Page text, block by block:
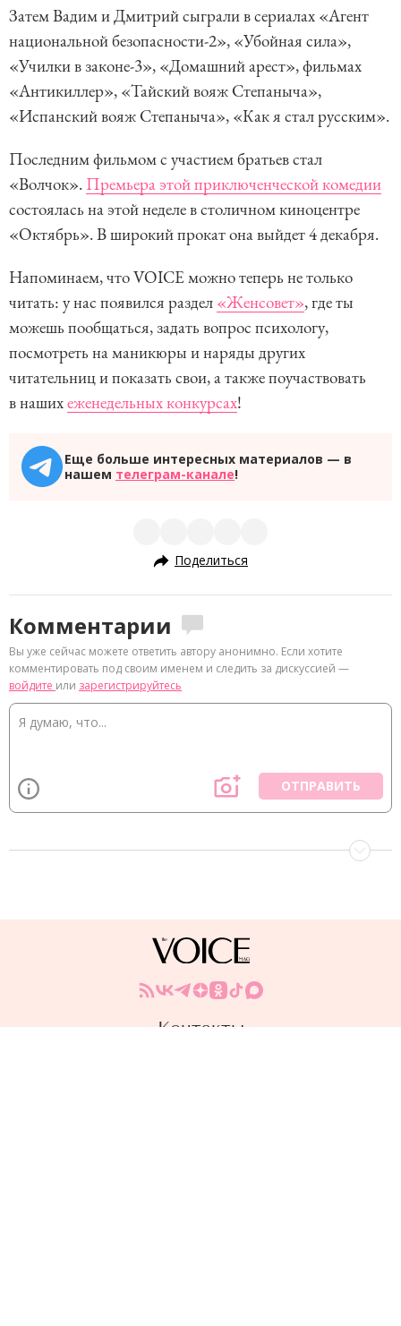
Затем Вадим и Дмитрий сыграли в сериалах «Агент
национальной безопасности-2», «Убойная сила»,
«Училки в законе-3», «Домашний арест», фильмах
«Антикиллер», «Тайский вояж Степаныча»,
«Испанский вояж Степаныча», «Как я стал русским».
Последним фильмом с участием братьев стал
«Волчок». Премьера этой приключенческой комедии
состоялась на этой неделе в столичном киноцентре
«Октябрь». В широкий прокат она выйдет 4 декабря.
Напоминаем, что VOICE можно теперь не только
читать: у нас появился раздел «Женсовет», где ты
можешь пообщаться, задать вопрос психологу,
посмотреть на маникюры и наряды других
читательниц и показать свои, а также поучаствовать
в нашихеженедельных конкурсах!
Еще больше интересных материалов — в
нашем телеграм-канале!
Поделиться
Комментарии
Вы уже сейчас можете ответить автору анонимно. Если хотите
комментировать под своим именем и следить за дискуссией —
войдите или зарегистрируйтесь
ОТПРАВИТЬ
Контакты